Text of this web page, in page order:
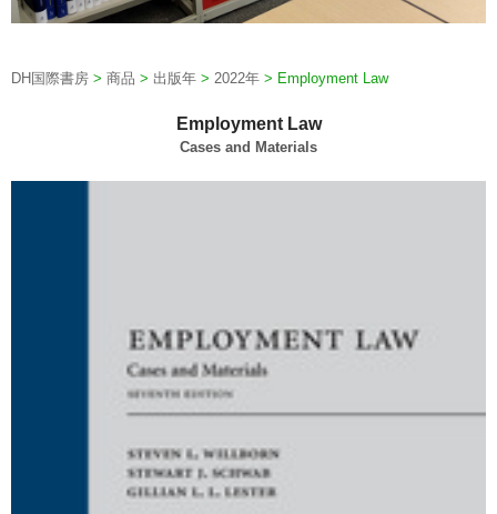
DH国際書房 > 商品 > 出版年 > 2022年 > Employment Law
Employment Law
Cases and Materials